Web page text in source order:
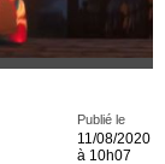
Publié le
11/08/2020
à 10h07